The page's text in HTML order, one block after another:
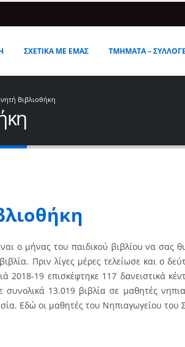
ΣΧΕΤΙΚΑ ΜΕ ΕΜΑΣ ΤΜΗΜΑΤΑ –
Βιβλιοθήκη
ο μήνας του παιδικού βιβλίου να σας
Πριν λίγες μέρες τελείωσε και ο
2018-19 επισκέφτηκε 117 δανειστικά
συνολικά 13.019 βιβλία σε μαθητές
Εδώ οι μαθητές του Νηπιαγωγείου του